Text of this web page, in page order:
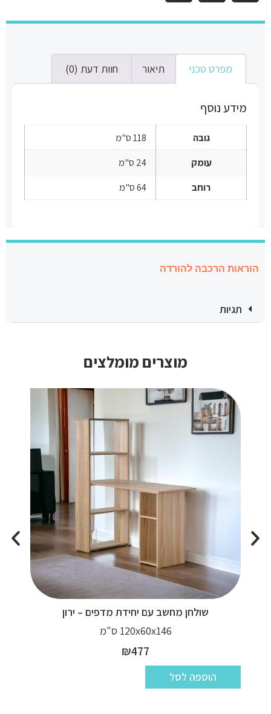
מפרט טכני תיאור חוות דעת (0)
מידע נוסף
גובה
118 ס"מ
עומק
24 ס"מ
רוחב
64 ס"מ
הוראות הרכבה להורדה
תגיות
מוצרים מומלצים
שולחן מחשב עם יחידת מדפים – ירון
120x60x146 ס"מ
₪477
הוספה לסל